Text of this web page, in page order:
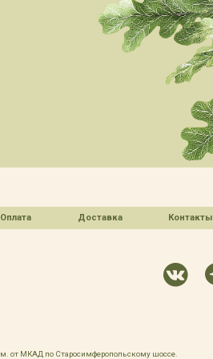
Оплата Доставка Контакты
от МКАД по Старосимферопольскому шоссе.